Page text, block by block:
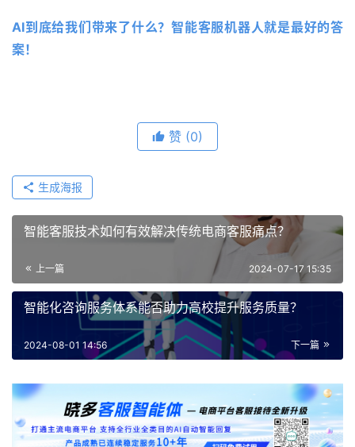
AI到底给我们带来了什么？智能客服机器人就是最好的答
案！
赞 (0)
生成海报
智能客服技术如何有效解决传统电商客服痛点？
上一篇 2024-07-17 15:35
智能化咨询服务体系能否助力高校提升服务质量？
下一篇
2024-08-01 14:56